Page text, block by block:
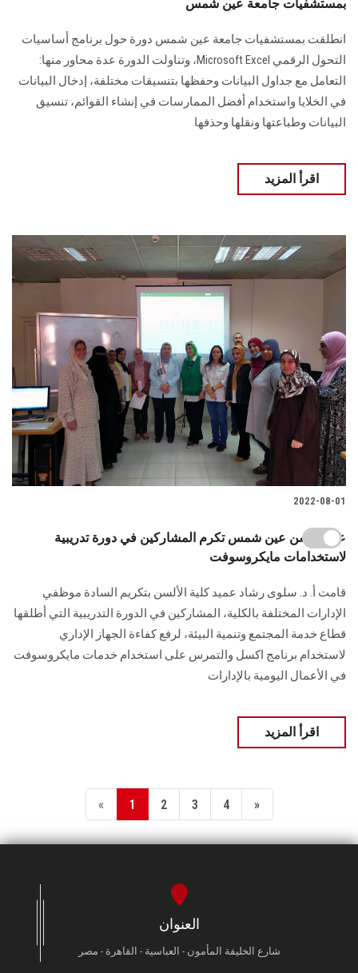
بمستشفيات جامعة عين شمس
انطلقت بمستشفيات جامعة عين شمس دورة حول برنامج أساسيات
التحول الرقمي Microsoft Excel، وتناولت الدورة عدة محاور منها:
التعامل مع جداول البيانات وحفظها بتنسيقات مختلفة، إدخال البيانات
في الخلايا واستخدام أفضل الممارسات في إنشاء القوائم، تنسيق
البيانات وطباعتها ونقلها وحذفها
اقرأ المزيد
2022-08-01
عميد ألسن عين شمس تكرم المشاركين في دورة تدريبية
لاستخدامات مايكروسوفت
قامت أ. د. سلوى رشاد عميد كلية الألسن بتكريم السادة موظفي
الإدارات المختلفة بالكلية، المشاركين في الدورة التدريبية التي أطلقها
قطاع خدمة المجتمع وتنمية البيئة، لرفع كفاءة الجهاز الإداري
لاستخدام برنامج اكسل والتمرس على استخدام خدمات مايكروسوفت
في الأعمال اليومية بالإدارات
اقرأ المزيد
« 1 2 3 4 »
العنوان
شارع الخليفة المأمون - العباسية - القاهرة - مصر